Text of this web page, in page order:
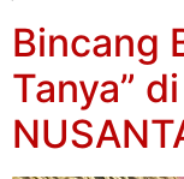
Bincang
Tanya”